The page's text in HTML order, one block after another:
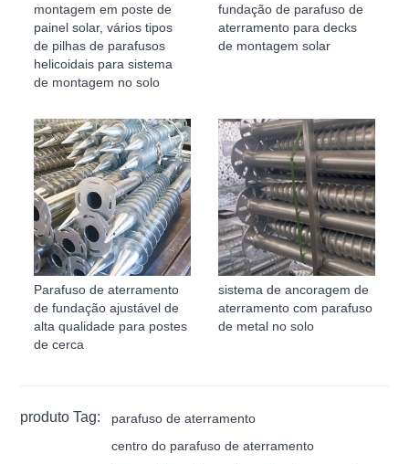
montagem em poste de
painel solar, vários tipos
de pilhas de parafusos
helicoidais para sistema
de montagem no solo
fundação de parafuso de
aterramento para decks
de montagem solar
Parafuso de aterramento
de fundação ajustável de
alta qualidade para postes
de cerca
sistema de ancoragem de
aterramento com parafuso
de metal no solo
produto Tag:
parafuso de aterramento
centro do parafuso de aterramento